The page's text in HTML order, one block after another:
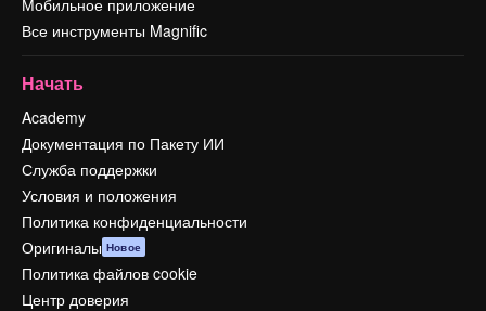
Мобильное приложение
Все инструменты Magnific
Начать
Academy
Документация по Пакету ИИ
Служба поддержки
Условия и положения
Политика конфиденциальности
Оригиналы Новое
Политика файлов cookie
Центр доверия